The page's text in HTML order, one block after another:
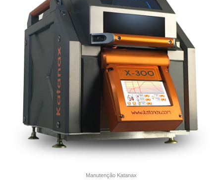
Manutenção Katanax